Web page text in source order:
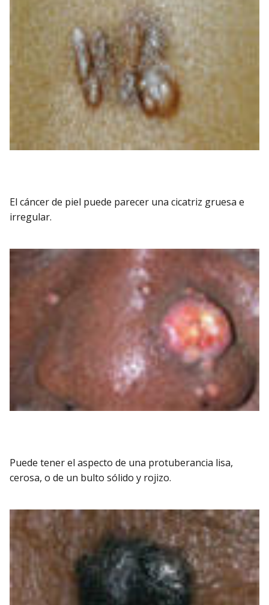
El cáncer de piel puede parecer una cicatriz gruesa e
irregular.
Puede tener el aspecto de una protuberancia lisa,
cerosa, o de un bulto sólido y rojizo.